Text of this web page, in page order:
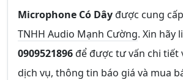
Microphone Có Dâyđược cung
TNHH Audio Mạnh Cường. Xin hãy
0909521896để được tư vấn chi tiết
dịch vụ, thông tin báo giá và mua